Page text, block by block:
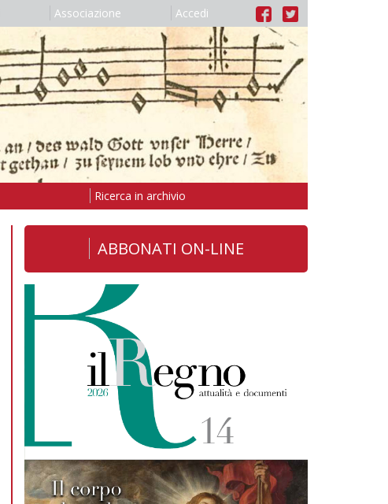
Associazione Accedi
Ricerca in archivio
ABBONATI ON-LINE